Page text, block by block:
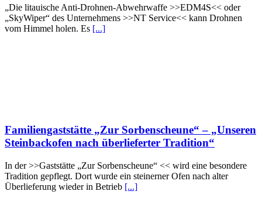
„Die litauische Anti-Drohnen-Abwehrwaffe >>EDM4S<< oder
„SkyWiper“ des Unternehmens >>NT Service<< kann Drohnen
vom Himmel holen. Es [...]
Familiengaststätte „Zur Sorbenscheune“ – „Unseren
Steinbackofen nach überlieferter Tradition“
In der >>Gaststätte „Zur Sorbenscheune“ << wird eine besondere
Tradition gepflegt. Dort wurde ein steinerner Ofen nach alter
Überlieferung wieder in Betrieb [...]